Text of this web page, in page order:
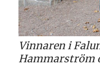
Vinnaren i
Hammarström